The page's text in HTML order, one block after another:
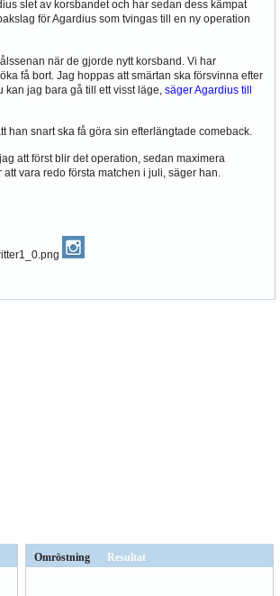
slet av korsbandet och har sedan dess kämpat
för Agardius som tvingas till en ny operation
när de gjorde nytt korsband. Vi har
få bort. Jag hoppas att smärtan ska försvinna efter
jag bara gå till ett visst läge, säger Agardius till
han snart ska få göra sin efterlängtade comeback.
att först blir det operation, sedan maximera
vara redo första matchen i juli, säger han.
Omröstning Resultat